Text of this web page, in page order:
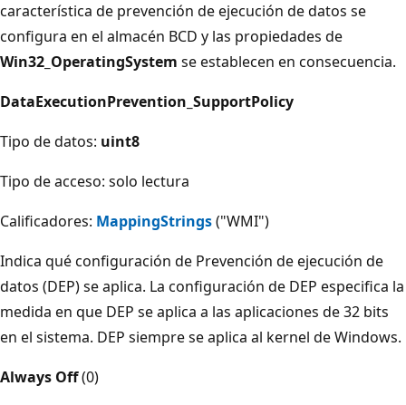
característica de prevención de ejecución de datos se
configura en el almacén BCD y las propiedades de
Win32_OperatingSystem se establecen en consecuencia.
DataExecutionPrevention_SupportPolicy
Tipo de datos: uint8
Tipo de acceso: solo lectura
Calificadores: MappingStrings("WMI")
Indica qué configuración de Prevención de ejecución de
datos (DEP) se aplica. La configuración de DEP especifica la
medida en que DEP se aplica a las aplicaciones de 32 bits
en el sistema. DEP siempre se aplica al kernel de Windows.
Always Off(0)